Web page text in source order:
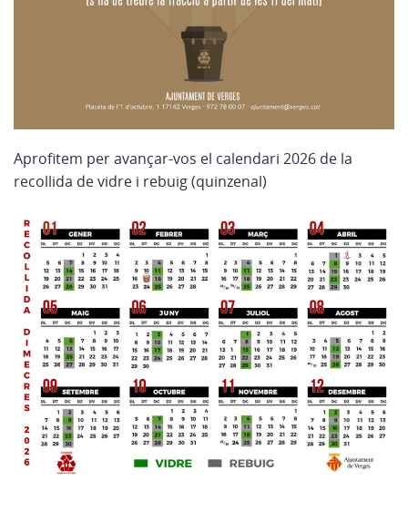
Aprofitem per avançar-vos el calendari 2026 de la
recollida de vidre i rebuig (quinzenal)